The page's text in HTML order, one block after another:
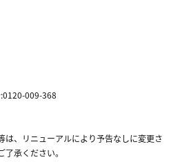
009-368
、リニューアルにより予告なしに変更さ
承ください。